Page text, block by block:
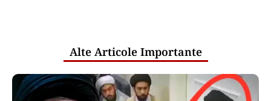
Alte Articole Importante